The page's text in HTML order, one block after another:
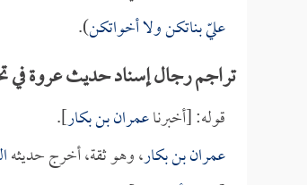
عليّ بناتكن ولا أخواتكن).
تراجم رجال إسناد حديث عروة في
قوله: [أخبرناعمران بن بكار].
عمران بن بكار، وهو ثقة، أخرج حديثه